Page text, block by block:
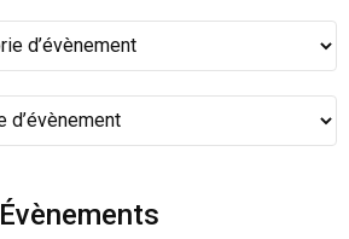
Évènements